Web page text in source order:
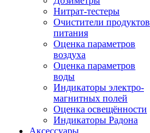
Нитрат-тестеры
Очистители продуктов
питания
Оценка параметров
воздуха
Оценка параметров
воды
Индикаторы электро-
магнитных полей
Оценка освещённости
Индикаторы Радона
Аксессуары